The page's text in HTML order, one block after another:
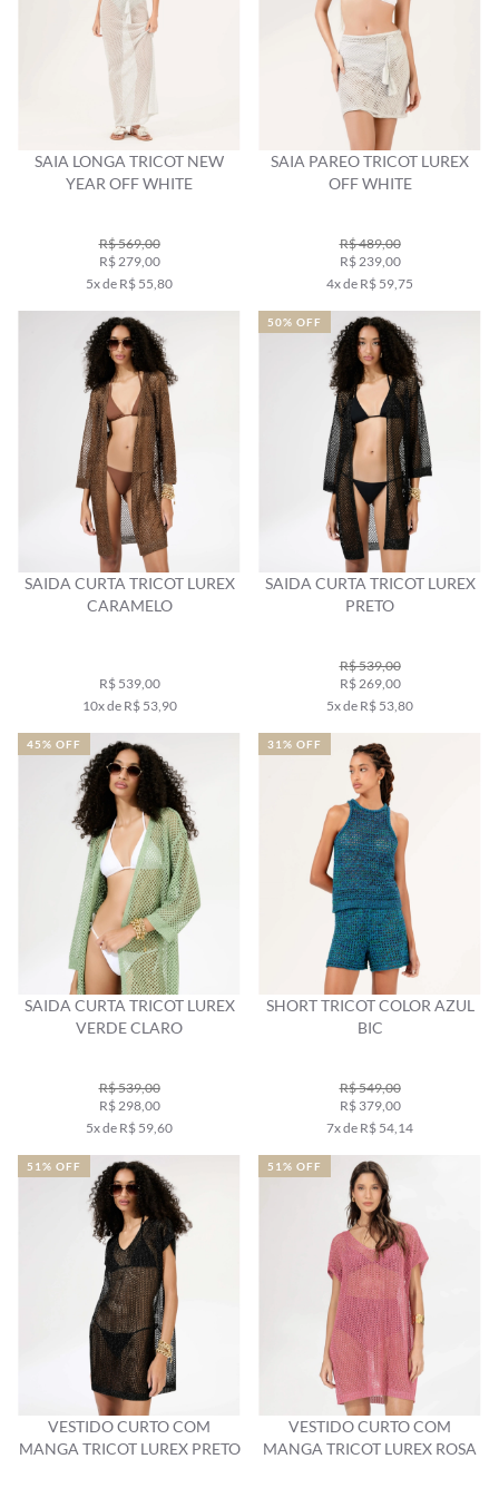
SAIA LONGA TRICOT NEW
YEAR OFF WHITE
R$ 569,00
R$ 279,00
5x de R$ 55,80
SAIA PAREO TRICOT LUREX
OFF WHITE
R$ 489,00
R$ 239,00
4x de R$ 59,75
SAIDA CURTA TRICOT LUREX
CARAMELO
R$ 539,00
10x de R$ 53,90
SAIDA CURTA TRICOT LUREX
PRETO
R$ 539,00
R$ 269,00
5x de R$ 53,80
50% OFF
SAIDA CURTA TRICOT LUREX
VERDE CLARO
R$ 539,00
R$ 298,00
5x de R$ 59,60
45% OFF
SHORT TRICOT COLOR AZUL
BIC
R$ 549,00
R$ 379,00
7x de R$ 54,14
31% OFF
VESTIDO CURTO COM
MANGA TRICOT LUREX PRETO
51% OFF
VESTIDO CURTO COM
MANGA TRICOT LUREX ROSA
51% OFF